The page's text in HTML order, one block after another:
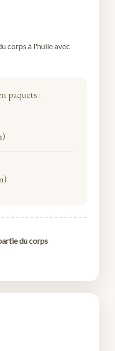
corps à l'huile avec
paquets :
du corps